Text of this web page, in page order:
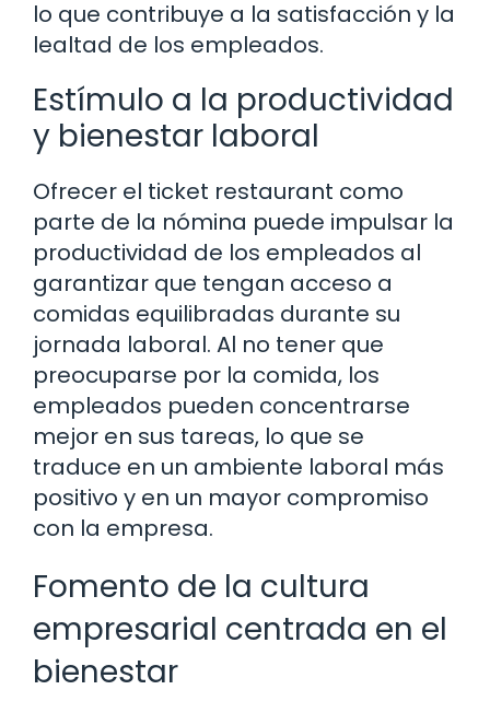
lo que contribuye a la satisfacción y la
lealtad de los empleados.
Estímulo a la productividad
y bienestar laboral
Ofrecer el ticket restaurant como
parte de la nómina puede impulsar la
productividad de los empleados al
garantizar que tengan acceso a
comidas equilibradas durante su
jornada laboral. Al no tener que
preocuparse por la comida, los
empleados pueden concentrarse
mejor en sus tareas, lo que se
traduce en un ambiente laboral más
positivo y en un mayor compromiso
con la empresa.
Fomento de la cultura
empresarial centrada en el
bienestar